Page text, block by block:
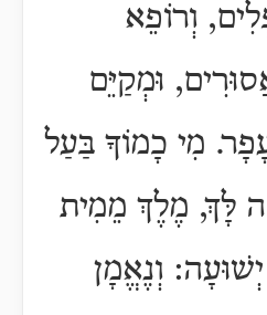
וְרוֹפֵא
וּמְקַיֵּם
מִי כָמוֹךָ בַּעַל
לָּךְ, מֶלֶךְ מֵמִית
וְנֶאֱמָן